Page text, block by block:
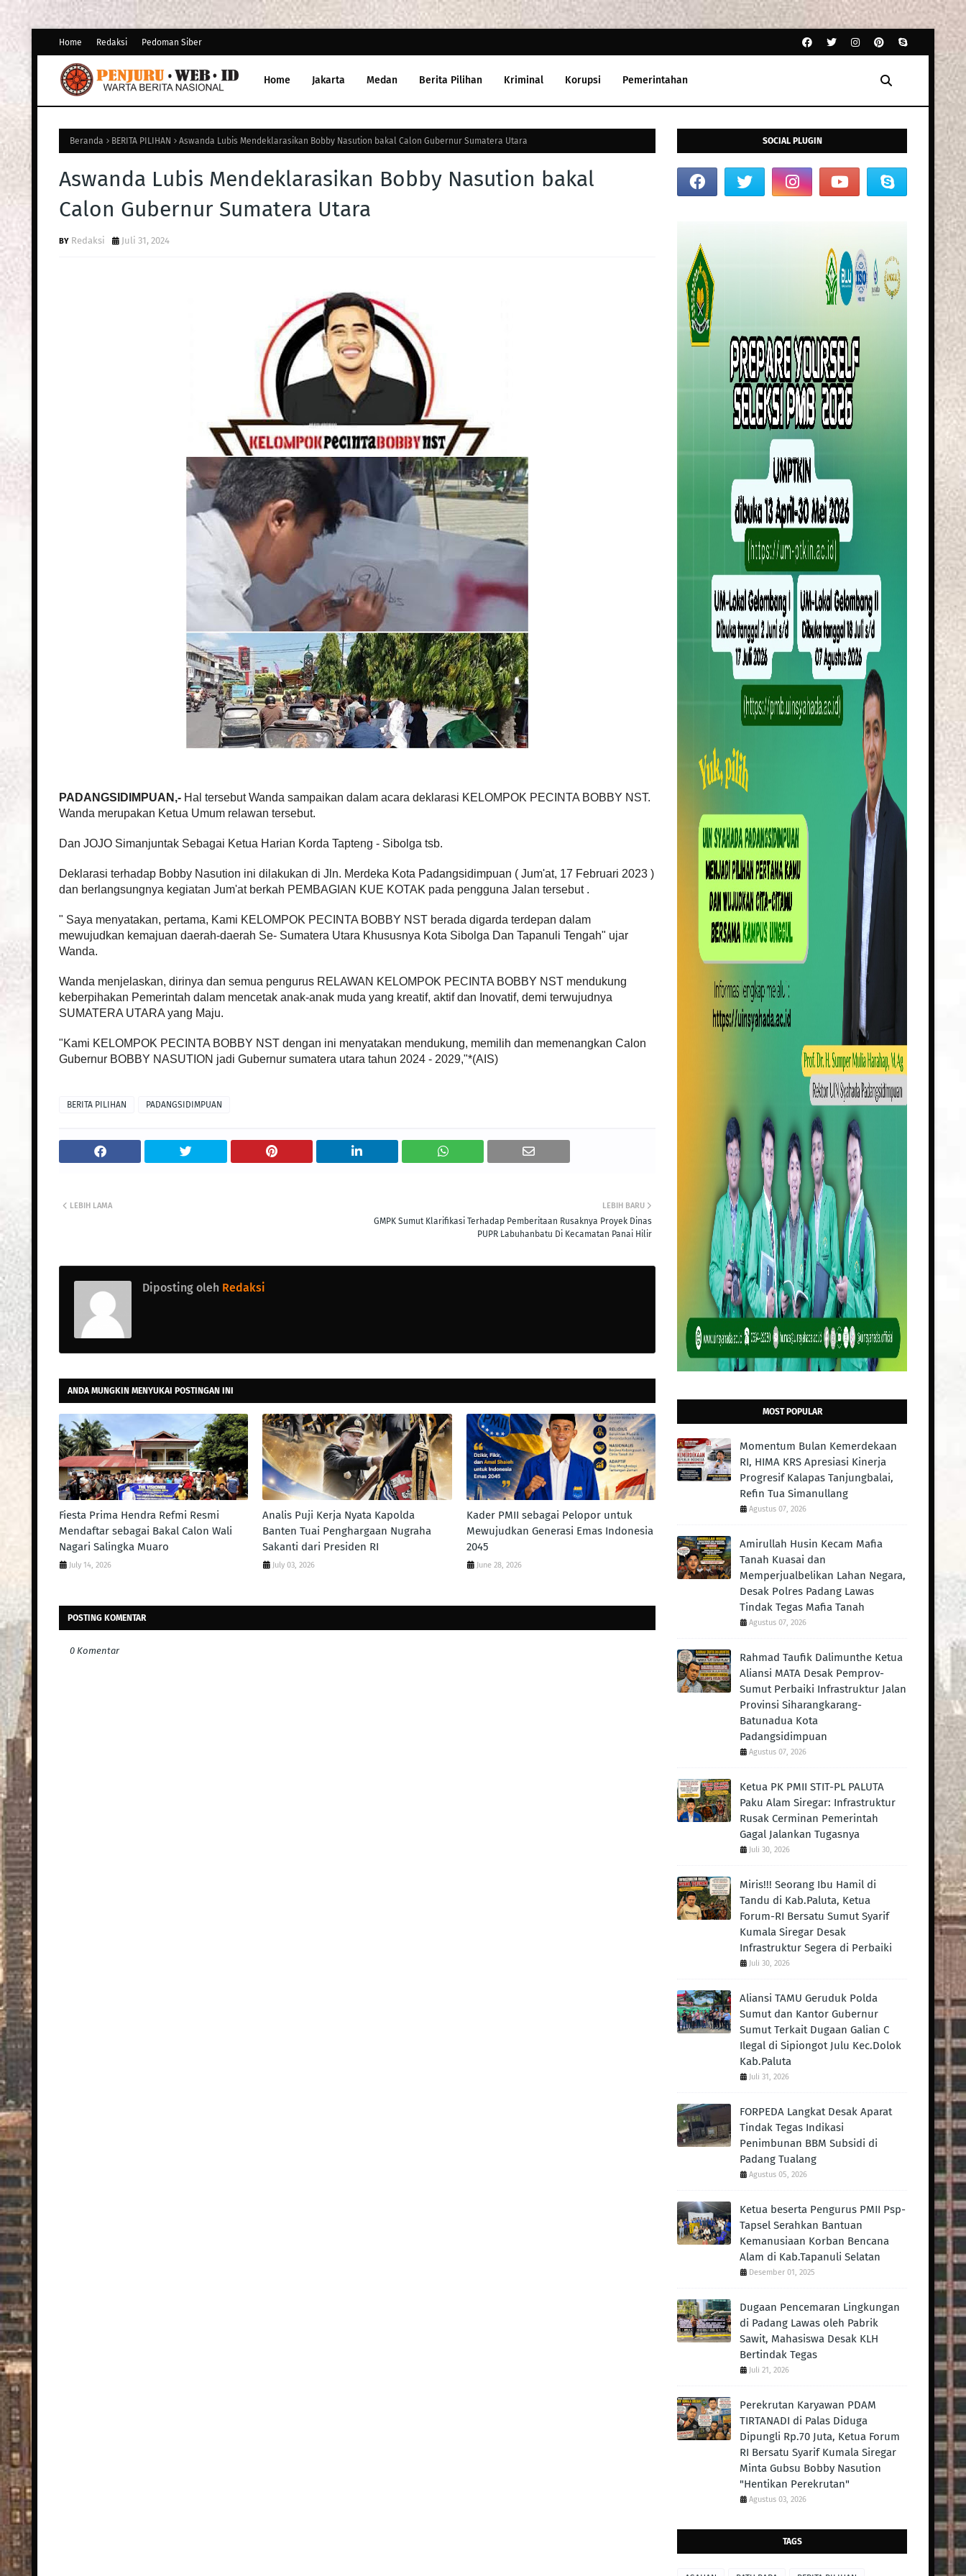
Home Redaksi Pedoman Siber
Home Jakarta Medan Berita Pilihan Kriminal Korupsi Pemerintahan
Beranda BERITA PILIHAN Aswanda Lubis Mendeklarasikan Bobby Nasution bakal Calon Gubernur Sumatera Utara
Aswanda Lubis Mendeklarasikan Bobby Nasution bakal
Calon Gubernur Sumatera Utara
Redaksi Juli 31, 2024
PADANGSIDIMPUAN,- Hal tersebut Wanda sampaikan dalam acara deklarasi KELOMPOK PECINTA BOBBY NST.
Wanda merupakan Ketua Umum relawan tersebut.
Dan JOJO Simanjuntak Sebagai Ketua Harian Korda Tapteng - Sibolga tsb.
Deklarasi terhadap Bobby Nasution ini dilakukan di Jln. Merdeka Kota Padangsidimpuan ( Jum'at, 17 Februari 2023 )
dan berlangsungnya kegiatan Jum'at berkah PEMBAGIAN KUE KOTAK pada pengguna Jalan tersebut .
" Saya menyatakan, pertama, Kami KELOMPOK PECINTA BOBBY NST berada digarda terdepan dalam
mewujudkan kemajuan daerah-daerah Se- Sumatera Utara Khususnya Kota Sibolga Dan Tapanuli Tengah" ujar
Wanda.
Wanda menjelaskan, dirinya dan semua pengurus RELAWAN KELOMPOK PECINTA BOBBY NST mendukung
keberpihakan Pemerintah dalam mencetak anak-anak muda yang kreatif, aktif dan Inovatif, demi terwujudnya
SUMATERA UTARA yang Maju.
"Kami KELOMPOK PECINTA BOBBY NST dengan ini menyatakan mendukung, memilih dan memenangkan Calon
Gubernur BOBBY NASUTION jadi Gubernur sumatera utara tahun 2024 - 2029,"*(AIS)
BERITA PILIHAN PADANGSIDIMPUAN
LEBIH BARU
GMPK Sumut Klarifikasi Terhadap Pemberitaan Rusaknya Proyek Dinas
PUPR Labuhanbatu Di Kecamatan Panai Hilir
LEBIH LAMA
Diposting oleh Redaksi
ANDA MUNGKIN MENYUKAI POSTINGAN INI
Fiesta Prima Hendra Refmi Resmi
Mendaftar sebagai Bakal Calon Wali
Nagari Salingka Muaro
July 14, 2026
Analis Puji Kerja Nyata Kapolda
Banten Tuai Penghargaan Nugraha
Sakanti dari Presiden RI
July 03, 2026
Kader PMII sebagai Pelopor untuk
Mewujudkan Generasi Emas Indonesia
2045
June 28, 2026
POSTING KOMENTAR
0 Komentar
SOCIAL PLUGIN
MOST POPULAR
Momentum Bulan Kemerdekaan
RI, HIMA KRS Apresiasi Kinerja
Progresif Kalapas Tanjungbalai,
Refin Tua Simanullang
Agustus 07, 2026
Amirullah Husin Kecam Mafia
Tanah Kuasai dan
Memperjualbelikan Lahan Negara,
Desak Polres Padang Lawas
Tindak Tegas Mafia Tanah
Agustus 07, 2026
Rahmad Taufik Dalimunthe Ketua
Aliansi MATA Desak Pemprov-
Sumut Perbaiki Infrastruktur Jalan
Provinsi Siharangkarang-
Batunadua Kota
Padangsidimpuan
Agustus 07, 2026
Ketua PK PMII STIT-PL PALUTA
Paku Alam Siregar: Infrastruktur
Rusak Cerminan Pemerintah
Gagal Jalankan Tugasnya
Juli 30, 2026
Miris!!! Seorang Ibu Hamil di
Tandu di Kab.Paluta, Ketua
Forum-RI Bersatu Sumut Syarif
Kumala Siregar Desak
Infrastruktur Segera di Perbaiki
Juli 30, 2026
Aliansi TAMU Geruduk Polda
Sumut dan Kantor Gubernur
Sumut Terkait Dugaan Galian C
Ilegal di Sipiongot Julu Kec.Dolok
Kab.Paluta
Juli 31, 2026
FORPEDA Langkat Desak Aparat
Tindak Tegas Indikasi
Penimbunan BBM Subsidi di
Padang Tualang
Agustus 05, 2026
Ketua beserta Pengurus PMII Psp-
Tapsel Serahkan Bantuan
Kemanusiaan Korban Bencana
Alam di Kab.Tapanuli Selatan
Desember 01, 2025
Dugaan Pencemaran Lingkungan
di Padang Lawas oleh Pabrik
Sawit, Mahasiswa Desak KLH
Bertindak Tegas ‎
Juli 21, 2026
Perekrutan Karyawan PDAM
TIRTANADI di Palas Diduga
Dipungli Rp.70 Juta, Ketua Forum
RI Bersatu Syarif Kumala Siregar
Minta Gubsu Bobby Nasution
"Hentikan Perekrutan"
Agustus 03, 2026
TAGS